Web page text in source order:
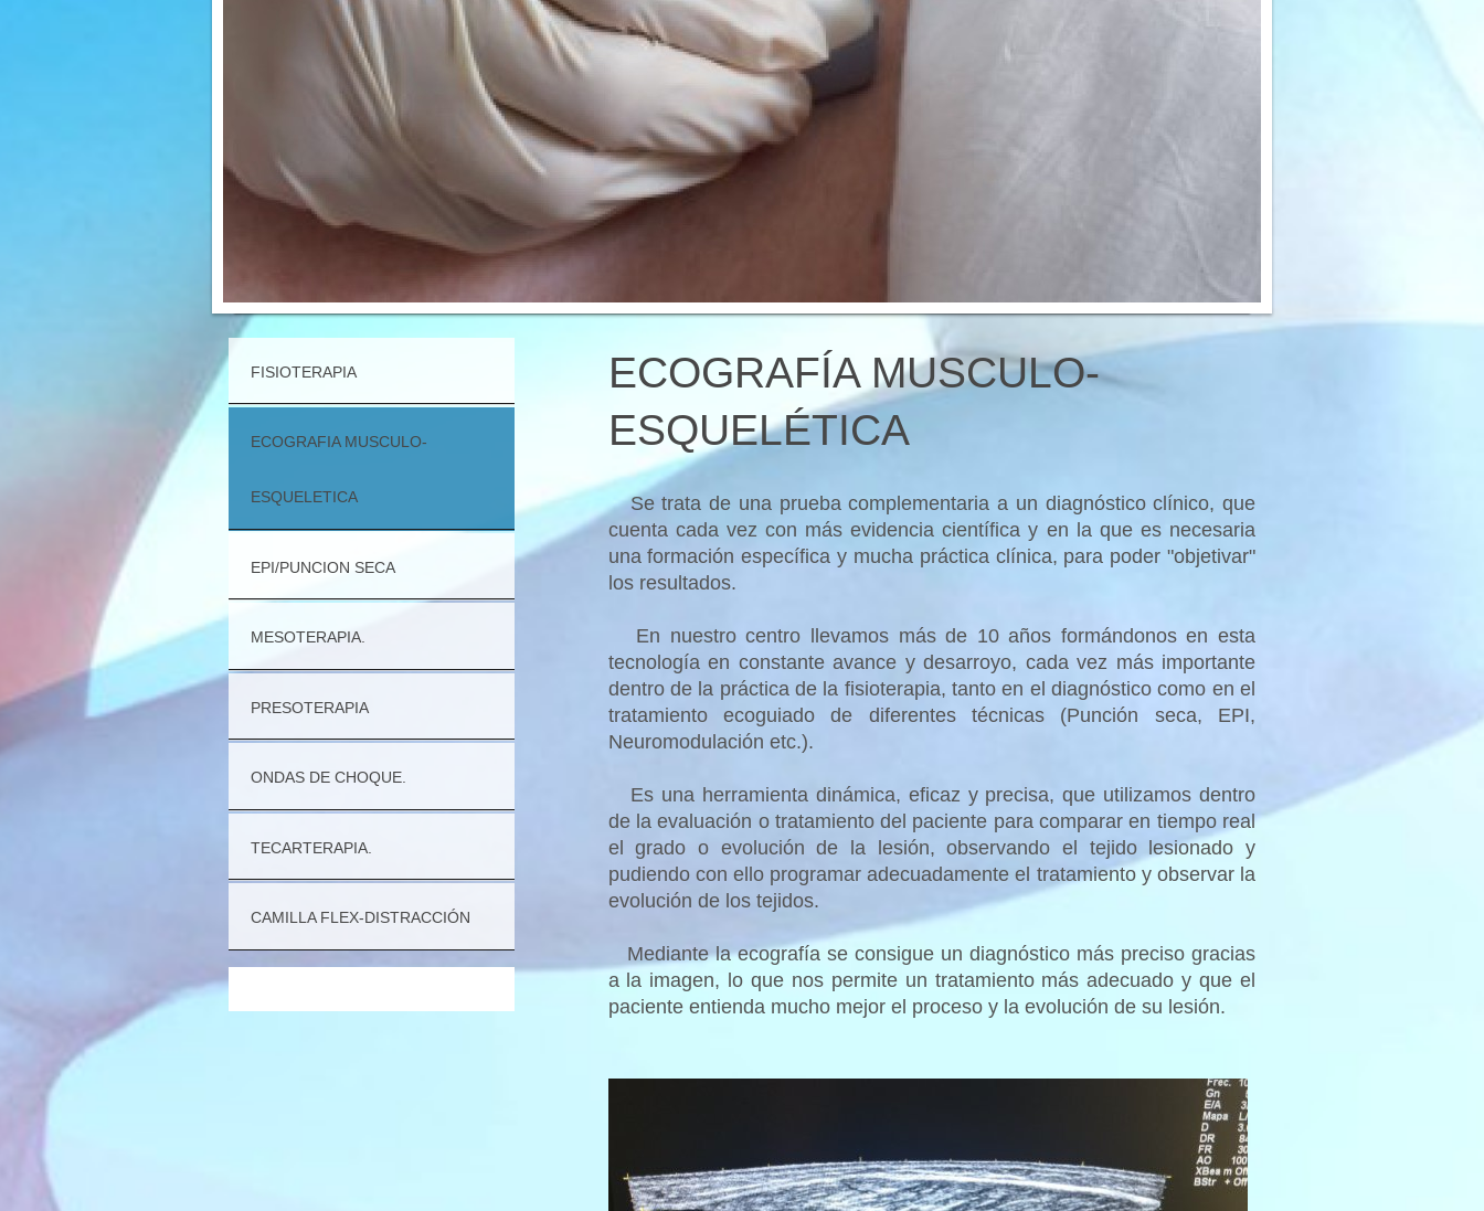
ECOGRAFÍA MUSCULO-
ESQUELÉTICA
Se trata de una prueba complementaria a un diagnóstico clínico, que
cuenta cada vez con más evidencia científica y en la que es necesaria
una formación específica y mucha práctica clínica, para poder "objetivar"
los resultados.
En nuestro centro llevamos más de 10 años formándonos en esta
tecnología en constante avance y desarroyo, cada vez más importante
dentro de la práctica de la fisioterapia, tanto en el diagnóstico como en el
tratamiento ecoguiado de diferentes técnicas (Punción seca, EPI,
Neuromodulación etc.).
Es una herramienta dinámica, eficaz y precisa, que utilizamos dentro
de la evaluación o tratamiento del paciente para comparar en tiempo real
el grado o evolución de la lesión, observando el tejido lesionado y
pudiendo con ello programar adecuadamente el tratamiento y observar la
evolución de los tejidos.
Mediante la ecografía se consigue un diagnóstico más preciso gracias
a la imagen, lo que nos permite un tratamiento más adecuado y que el
paciente entienda mucho mejor el proceso y la evolución de su lesión.
FISIOTERAPIA
ECOGRAFIA MUSCULO-
ESQUELETICA
EPI/PUNCION SECA
MESOTERAPIA.
PRESOTERAPIA
ONDAS DE CHOQUE.
TECARTERAPIA.
CAMILLA FLEX-DISTRACCIÓN